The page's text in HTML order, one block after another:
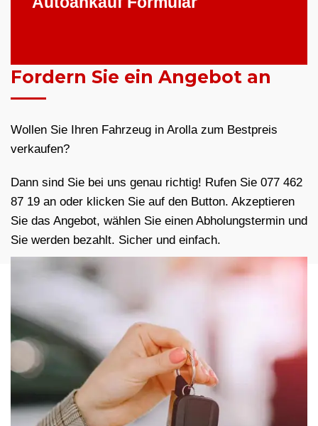
Fordern Sie ein Angebot an
Wollen Sie Ihren Fahrzeug in Arolla zum Bestpreis
verkaufen?
Dann sind Sie bei uns genau richtig! Rufen Sie 077 462
87 19 an oder klicken Sie auf den Button. Akzeptieren
Sie das Angebot, wählen Sie einen Abholungstermin und
Sie werden bezahlt. Sicher und einfach.